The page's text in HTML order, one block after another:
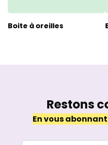
Boite à oreilles
Restons
En vous